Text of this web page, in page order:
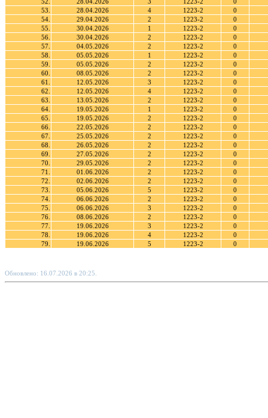
53.
28.04.2026 4 1223-2
0
54.
29.04.2026 2 1223-2
0
55.
30.04.2026 1 1223-2
0
56.
30.04.2026 2 1223-2
0
57.
04.05.2026 2 1223-2
0
58.
05.05.2026 1 1223-2
0
59.
05.05.2026 2 1223-2
0
60.
08.05.2026 2 1223-2
0
61.
12.05.2026 3 1223-2
0
62.
12.05.2026 4 1223-2
0
63.
13.05.2026 2 1223-2
0
64.
19.05.2026 1 1223-2
0
65.
19.05.2026 2 1223-2
0
66.
22.05.2026 2 1223-2
0
67.
25.05.2026 2 1223-2
0
68.
26.05.2026 2 1223-2
0
69.
27.05.2026 2 1223-2
0
70.
29.05.2026 2 1223-2
0
71.
01.06.2026 2 1223-2
0
72.
02.06.2026 2 1223-2
0
73.
05.06.2026 5 1223-2
0
74.
06.06.2026 2 1223-2
0
75.
06.06.2026 3 1223-2
0
76.
08.06.2026 2 1223-2
0
77.
19.06.2026 3 1223-2
0
78.
19.06.2026 4 1223-2
0
79.
19.06.2026 5 1223-2 0
Обновлено: 16.07.2026 в 20:25.